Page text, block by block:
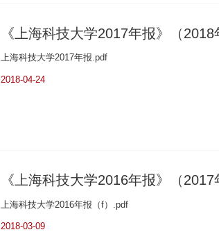
《上海科技大学2017年报》（
上海科技大学2017年报.pdf
2018-04-24
《上海科技大学2016年报》（
上海科技大学2016年报（f）.pdf
2018-03-09